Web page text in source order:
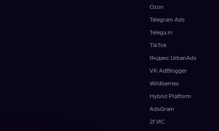
Ozon
Telegram Ads
Telega.in
TikTok
Яндекс UrbanAds
VK AdBlogger
Wildberries
Hybrid Platform
AdsGram
2ГИС